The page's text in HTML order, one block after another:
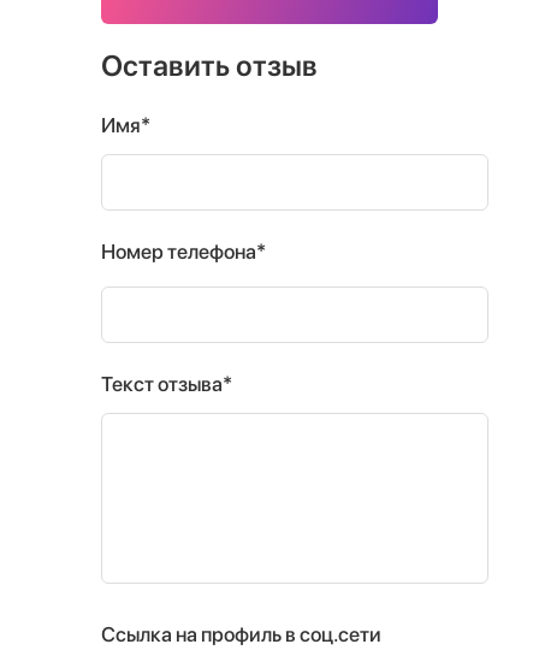
Оставить отзыв
Имя*
Номер телефона*
Текст отзыва*
Ссылка на профиль в соц.сети